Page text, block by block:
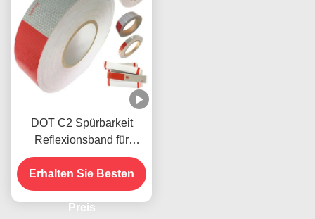
DOT C2 Spürbarkeit
Reflexionsband für
Anhänger
Erhalten Sie Besten
Preis